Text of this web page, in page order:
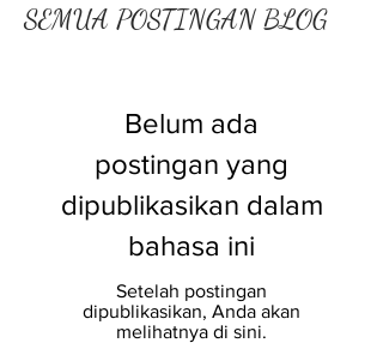
SEMUA POSTINGAN BLOG
Belum ada
postingan yang
dipublikasikan dalam
bahasa ini
Setelah postingan
dipublikasikan, Anda akan
melihatnya di sini.